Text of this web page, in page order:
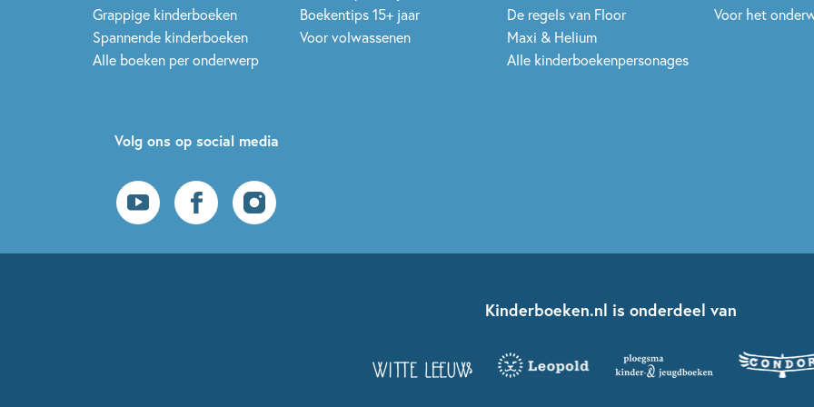
Grappige kinderboeken
Spannende kinderboeken
Alle boeken per onderwerp
Boekentips 15+ jaar
Voor volwassenen
De regels van Floor
Maxi & Helium
Alle kinderboekenpersonages
Voor het
Volg ons op social media
Kinderboeken.nl is onderdeel van